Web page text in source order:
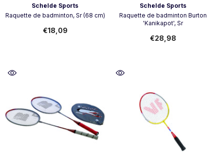
Schelde Sports
Raquette de badminton, Sr (68 cm)
€18,09
Schelde Sports
Raquette de badminton Burton
'Kanikapot', Sr
€28,98